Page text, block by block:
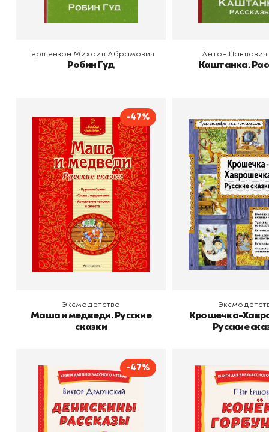
Гершензон Михаил Абрамович
Робин Гуд
Антон Павлович
Каштанка.
-47%
Маша и медведи. Русские
сказки
Издательство Эксмодетство
В корзину
Эксмодетство
Маша и медведи. Русские
сказки
Крошечка-
Русские
Издательство
В корзину
Крошечка-
Русские
-47%
Денискины рассказы
Автор
Виктор Драгунский
Издательство
Эксмодетство
Конёк-
Автор
Ершов
Издательство